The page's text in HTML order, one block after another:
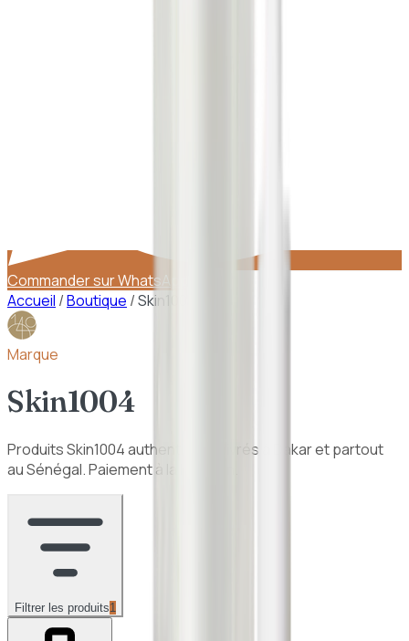
Commander sur WhatsApp
Accueil /Boutique /Skin1004
Marque
Skin1004
ProduitsSkin1004authentiques, livrés à Dakar et partout
au Sénégal. Paiement à la livraison.
Filtrer les produits1